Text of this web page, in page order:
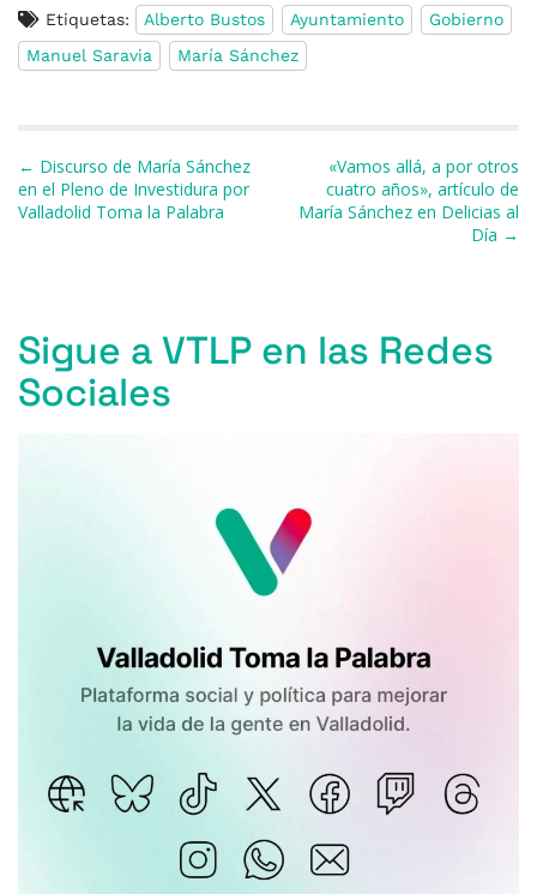
c
e
o
o
k
e
s
y
re
a
s
at
s
e
gr
m
ai m
ti
r
Etiquetas: Alberto Bustos Ayuntamiento
Gobierno
Manuel Saravia
María Sánchez
Navegación de entradas
← Discurso de María Sánchez
en el Pleno de Investidura por
Valladolid Toma la Palabra
«Vamos allá, a por otros
cuatro años», artículo de
María Sánchez en Delicias al
Día →
Sigue a VTLP en las Redes
Sociales